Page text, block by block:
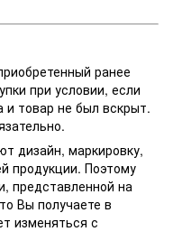
ранее
при условии, если
и товар не был вскрыт.
дизайн, маркировку,
продукции. Поэтому
представленной на
Вы получаете в
изменяться с